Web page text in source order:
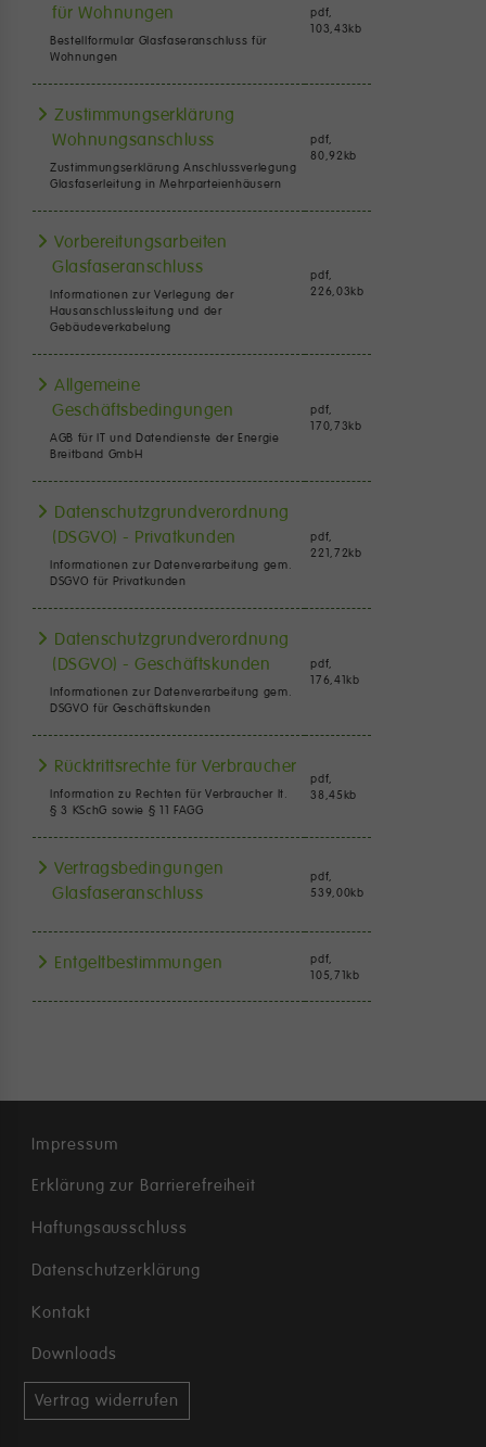
für Wohnungen
Bestellformular Glasfaseranschluss für
Wohnungen
pdf,
103,43kb
Zustimmungserklärung
Wohnungsanschluss
Zustimmungserklärung Anschlussverlegung
Glasfaserleitung in Mehrparteienhäusern
pdf,
80,92kb
Vorbereitungsarbeiten
Glasfaseranschluss
Informationen zur Verlegung der
Hausanschlussleitung und der
Gebäudeverkabelung
pdf,
226,03kb
Allgemeine
Geschäftsbedingungen
AGB für IT und Datendienste der Energie
Breitband GmbH
pdf,
170,73kb
Datenschutzgrundverordnung
(DSGVO) - Privatkunden
Informationen zur Datenverarbeitung gem.
DSGVO für Privatkunden
pdf,
221,72kb
Datenschutzgrundverordnung
(DSGVO) - Geschäftskunden
Informationen zur Datenverarbeitung gem.
DSGVO für Geschäftskunden
pdf,
176,41kb
Rücktrittsrechte für Verbraucher
Information zu Rechten für Verbraucher lt.
§ 3 KSchG sowie § 11 FAGG
pdf,
38,45kb
Vertragsbedingungen
Glasfaseranschluss
pdf,
539,00kb
Entgeltbestimmungen
pdf,
105,71kb
Impressum
Erklärung zur Barrierefreiheit
Haftungsausschluss
Datenschutzerklärung
Kontakt
Downloads
Vertrag widerrufen